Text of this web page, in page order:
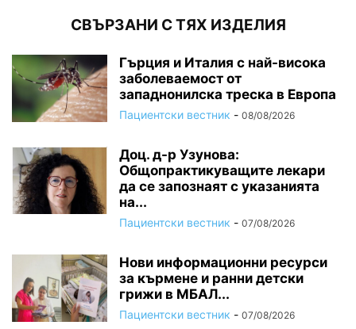
СВЪРЗАНИ С ТЯХ ИЗДЕЛИЯ
Гърция и Италия с най-висока
заболеваемост от
западнонилска треска в Европа
Пациентски вестник - 08/08/2026
Доц. д-р Узунова:
Общопрактикуващите лекари
да се запознаят с указанията
на...
Пациентски вестник - 07/08/2026
Нови информационни ресурси
за кърмене и ранни детски
грижи в МБАЛ...
Пациентски вестник - 07/08/2026